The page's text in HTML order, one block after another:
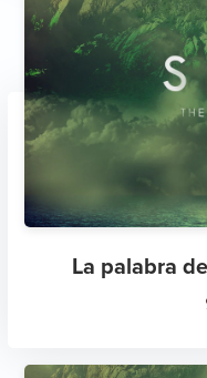
La palabra